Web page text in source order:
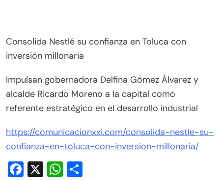
Consolida Nestlé su confianza en Toluca con
inversión millonaria
Impulsan gobernadora Delfina Gómez Álvarez y
alcalde Ricardo Moreno a la capital como
referente estratégico en el desarrollo industrial
https://comunicacionxxi.com/consolida-nestle-su-
confianza-en-toluca-con-inversion-millonaria/
Facebook
X WhatsApp